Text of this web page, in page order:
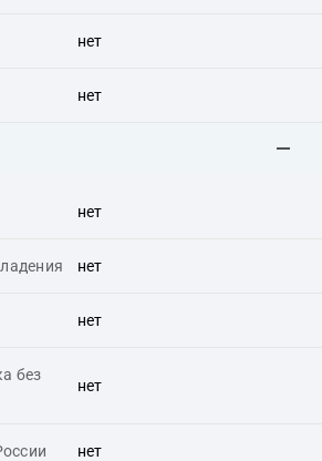
нет
нет
нет
нет
нет
без
нет
нет